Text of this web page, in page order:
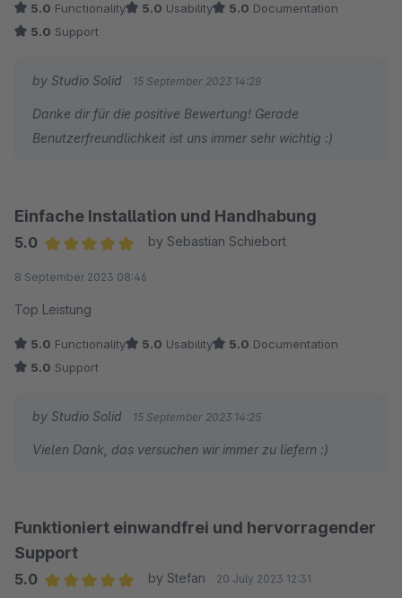
Produktgalerie listen möchte.
5.0 Functionality 5.0 Usability 5.0 Documentation
5.0 Support
by Studio Solid 15 September 2023 14:28
Danke dir für die positive Bewertung! Gerade
Benutzerfreundlichkeit ist uns immer sehr wichtig :)
Einfache Installation und Handhabung
5.0
by Sebastian Schiebort
8 September 2023 08:46
Top Leistung
5.0 Functionality 5.0 Usability 5.0 Documentation
5.0 Support
by Studio Solid 15 September 2023 14:25
Vielen Dank, das versuchen wir immer zu liefern :)
Funktioniert einwandfrei und hervorragender
Support
5.0
by Stefan 20 July 2023 12:31